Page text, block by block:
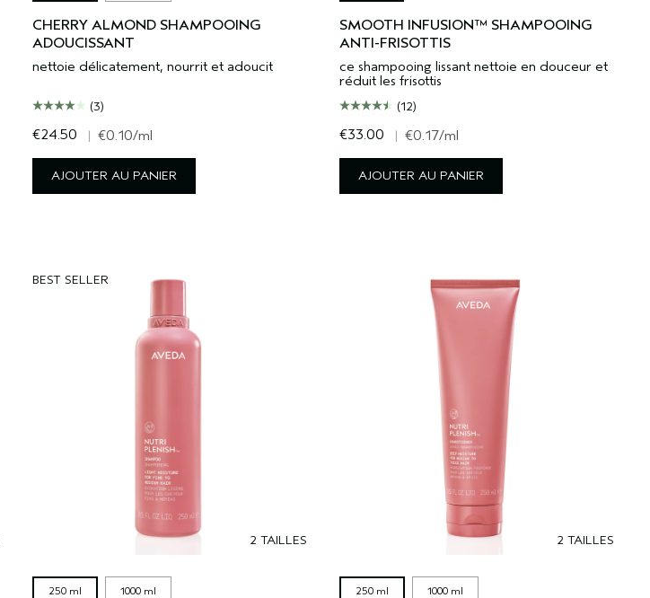
CHERRY ALMOND SHAMPOOING
ADOUCISSANT
nettoie délicatement, nourrit et adoucit
(3)
€24.50 | €0.10/ml
AJOUTER AU PANIER
SMOOTH INFUSION™ SHAMPOOING
ANTI-FRISOTTIS
ce shampooing lissant nettoie en douceur et
réduit les frisottis
(12)
€33.00 | €0.17/ml
AJOUTER AU PANIER
BEST SELLER
2 TAILLES
250 ml 1000 ml
2 TAILLES
250 ml 1000 ml